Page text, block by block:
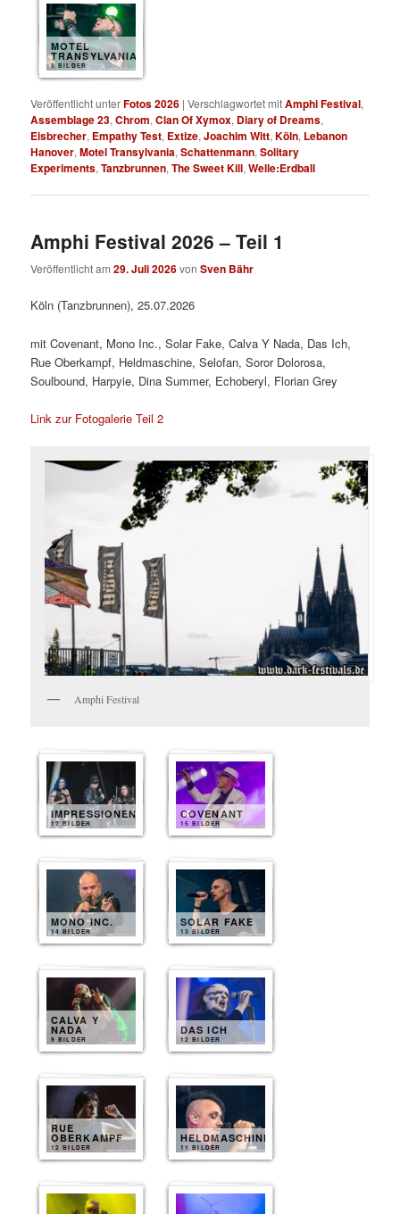
MOTEL
TRANSYLVANIA
8 BILDER
Veröffentlicht unterFotos 2026 |Verschlagwortet mitAmphi Festival,
Assemblage 23,Chrom,Clan Of Xymox, Diary of Dreams,
Eisbrecher, Empathy Test, Extize,Joachim Witt,Köln, Lebanon
Hanover,Motel Transylvania,Schattenmann,Solitary
Experiments,Tanzbrunnen,The Sweet Kill,Welle:Erdball
Amphi Festival 2026 – Teil 1
Veröffentlicht am29. Juli 2026vonSven Bähr
Köln (Tanzbrunnen), 25.07.2026
mit Covenant, Mono Inc., Solar Fake, Calva Y Nada, Das Ich,
Rue Oberkampf, Heldmaschine, Selofan, Soror Dolorosa,
Soulbound, Harpyie, Dina Summer, Echoberyl, Florian Grey
Link zur Fotogalerie Teil 2
Amphi Festival
IMPRESSIONEN
12 BILDER
COVENANT
15 BILDER
MONO INC.
14 BILDER
SOLAR FAKE
13 BILDER
CALVA Y
NADA
9 BILDER
DAS ICH
12 BILDER
RUE
OBERKAMPF
12 BILDER
HELDMASCHINE
11 BILDER